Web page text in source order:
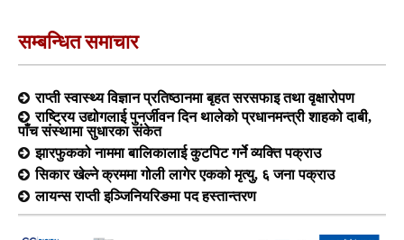
सम्बन्धित समाचार
राप्ती स्वास्थ्य विज्ञान प्रतिष्ठानमा बृहत सरसफाइ तथा वृक्षारोपण
राष्ट्रिय उद्योगलाई पुनर्जीवन दिन थालेको प्रधानमन्त्री शाहको दाबी,
पाँच संस्थामा सुधारका संकेत
झारफुकको नाममा बालिकालाई कुटपिट गर्ने व्यक्ति पक्राउ
सिकार खेल्ने क्रममा गोली लागेर एकको मृत्यु, ६ जना पक्राउ
लायन्स राप्ती इञ्जिनियरिङमा पद हस्तान्तरण